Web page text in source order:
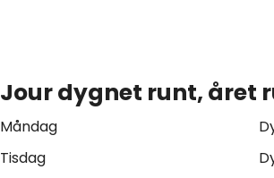
Jour dygnet runt, året
Måndag
Tisdag